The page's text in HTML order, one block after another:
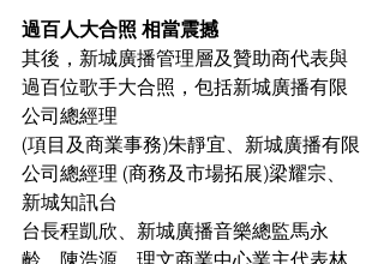
過百人大合照 相當震撼
其後，新城廣播管理層及贊助商代表與
過百位歌手大合照，包括新城廣播有限
公司總經理
(項目及商業事務)朱靜宜、新城廣播有限
公司總經理 (商務及市場拓展)梁耀宗、
新城知訊台
台長程凱欣、新城廣播音樂總監馬永
齡、陳浩源、理文商業中心業主代表林